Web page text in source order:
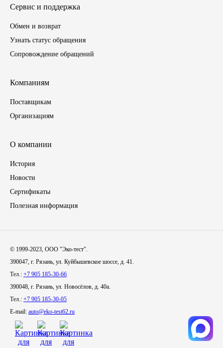
МАЗ
ПАЗ, КАВЗ
Иномарки
КРАЗ
ММЗ
Спецтехника
Фильтры
Сервис и поддержка
Обмен и возврат
Узнать статус обращения
Сопровождение обращений
Компаниям
Поставщикам
Организациям
О компании
История
Новости
Сертификаты
Полезная информация
© 1999-2023, ООО "Эко-тест".
390047, г. Рязань, ул. Куйбышевское шоссе, д. 41.
Тел.: +7 905 185-30-66
390048, г. Рязань, ул. Новосёлов, д. 40а.
Тел.: +7 905 185-30-05
E-mail: auto@eko-test62.ru